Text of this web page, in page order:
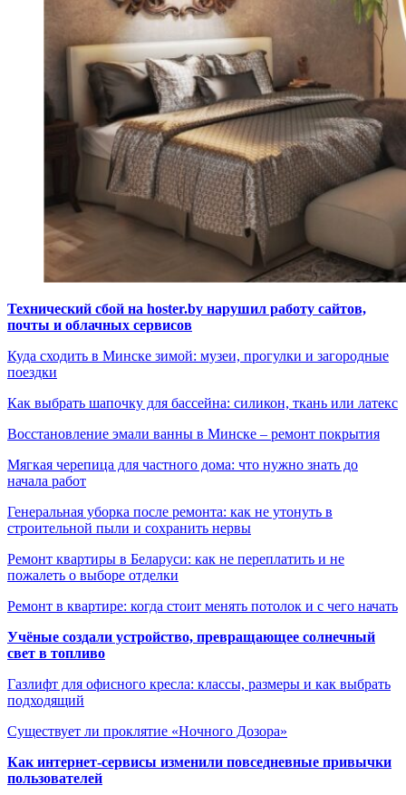
Технический сбой на hoster.by нарушил работу сайтов,
почты и облачных сервисов
Куда сходить в Минске зимой: музеи, прогулки и загородные
поездки
Как выбрать шапочку для бассейна: силикон, ткань или латекс
Восстановление эмали ванны в Минске – ремонт покрытия
Мягкая черепица для частного дома: что нужно знать до
начала работ
Генеральная уборка после ремонта: как не утонуть в
строительной пыли и сохранить нервы
Ремонт квартиры в Беларуси: как не переплатить и не
пожалеть о выборе отделки
Ремонт в квартире: когда стоит менять потолок и с чего начать
Учёные создали устройство, превращающее солнечный
свет в топливо
Газлифт для офисного кресла: классы, размеры и как выбрать
подходящий
Существует ли проклятие «Ночного Дозора»
Как интернет-сервисы изменили повседневные привычки
пользователей